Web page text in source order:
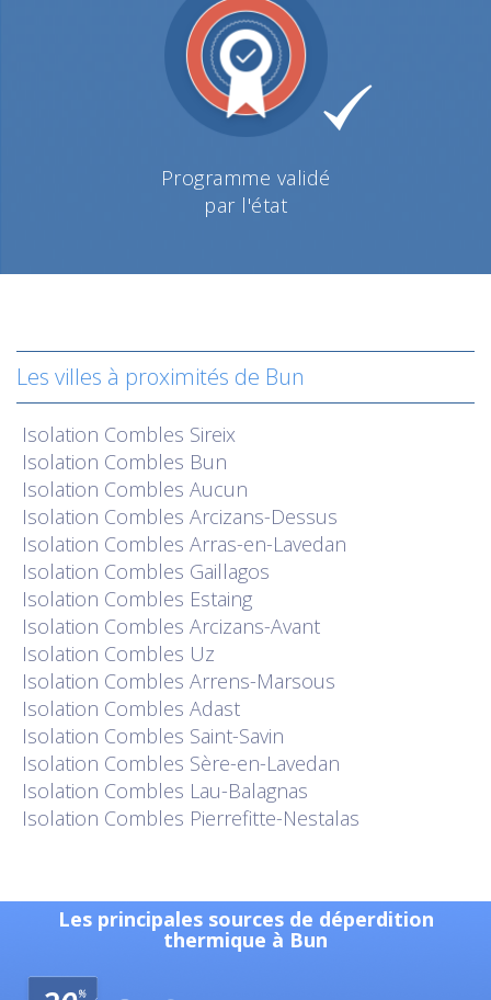
Programme validé
par l'état
Les villes à proximités de Bun
Isolation Combles Sireix
Isolation Combles Bun
Isolation Combles Aucun
Isolation Combles Arcizans-Dessus
Isolation Combles Arras-en-Lavedan
Isolation Combles Gaillagos
Isolation Combles Estaing
Isolation Combles Arcizans-Avant
Isolation Combles Uz
Isolation Combles Arrens-Marsous
Isolation Combles Adast
Isolation Combles Saint-Savin
Isolation Combles Sère-en-Lavedan
Isolation Combles Lau-Balagnas
Isolation Combles Pierrefitte-Nestalas
Les principales sources de déperdition
thermique à Bun